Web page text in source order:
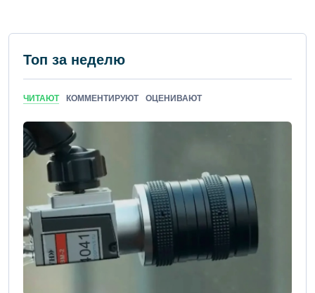
Топ за неделю
ЧИТАЮТ КОММЕНТИРУЮТ ОЦЕНИВАЮТ